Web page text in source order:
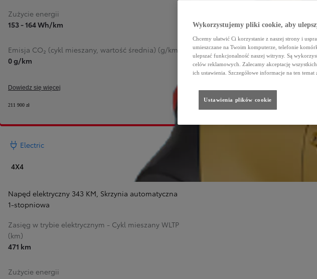
Zużycie energii
153 - 164 Wh/km
Emisja CO₂ (cykl mieszany, wartość średnia) (g/km)
0 g/km
Dowiedz się więcej
211 900 zł
Electric
4X4
Napęd elektryczny 343 KM, Skrzynia automatyczna
1-stopniowa
Zasięg w trybie elektrycznym - Cykl mieszany WLTP
(km)
471 km
Zużycie energii
Wykorzystujemy pliki cookie, aby
Chcemy ułatwić Ci korzystanie z naszej strony i
umieszczane na Twoim komputerze, telefonie
ulepszać funkcjonalność naszej witryny. Są
celów reklamowych. Zalecamy akceptację
ich ustawienia. Szczegółowe informacje na ten temat
Ustawienia plików cookie